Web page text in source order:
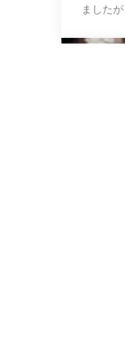
ました